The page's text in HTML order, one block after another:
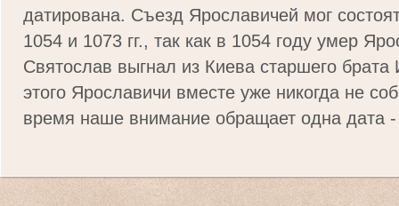
датирована. Съезд Ярославичей мог
1054 и 1073 гг., так как в 1054 году умер
Святослав выгнал из Киева старшего брата
этого Ярославичи вместе уже никогда не
время наше внимание обращает одна дата